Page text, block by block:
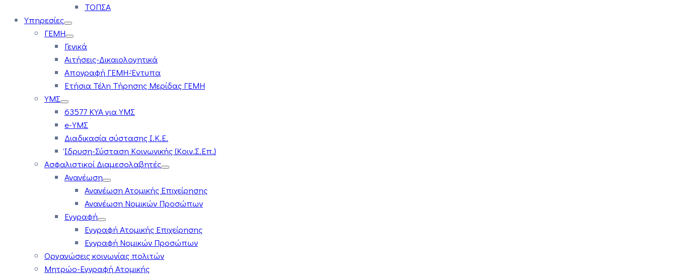
ΤΟΠΣΑ
Υπηρεσίες
ΓΕΜΗ
Γενικά
Αιτήσεις-Δικαιολογητικά
Απογραφή ΓΕΜΗ-Έντυπα
Ετήσια Τέλη Τήρησης Μερίδας ΓΕΜΗ
ΥΜΣ
63577 ΚΥΑ για ΥΜΣ
e-ΥΜΣ
Διαδικασία σύστασης Ι.Κ.Ε.
Ίδρυση-Σύσταση Κοινωνικής (Κοιν.Σ.Επ.)
Ασφαλιστικοί Διαμεσολαβητές
Ανανέωση
Ανανέωση Ατομικής Επιχείρησης
Ανανέωση Νομικών Προσώπων
Εγγραφή
Εγγραφή Ατομικής Επιχείρησης
Εγγραφή Νομικών Προσώπων
Οργανώσεις κοινωνίας πολιτών
Μητρώο-Εγγραφή Ατομικής